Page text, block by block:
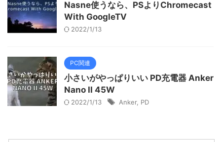
Nasne使うなら、PSよりChromecast
With GoogleTV
2022/1/13
PC関連
小さいがやっぱりいい PD充電器 Anker
Nano II 45W
2022/1/13 Anker, PD